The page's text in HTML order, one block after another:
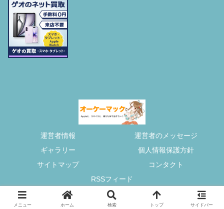
運営者情報
運営者のメッセージ
ギャラリー
個人情報保護方針
サイトマップ
コンタクト
RSSフィード
© 2013-2026 オーケーマック.
メニュー ホーム 検索 トップ サイドバー